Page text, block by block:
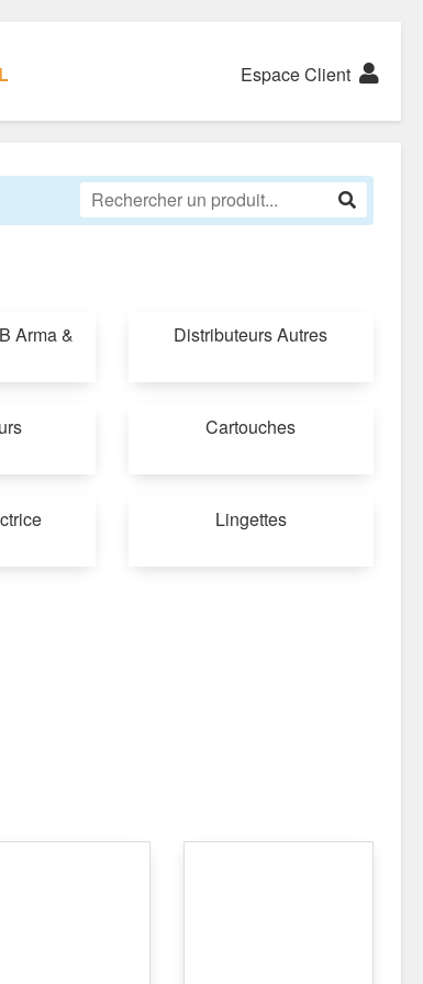
Espace Client
Arma &
Distributeurs Autres
Cartouches
Lingettes